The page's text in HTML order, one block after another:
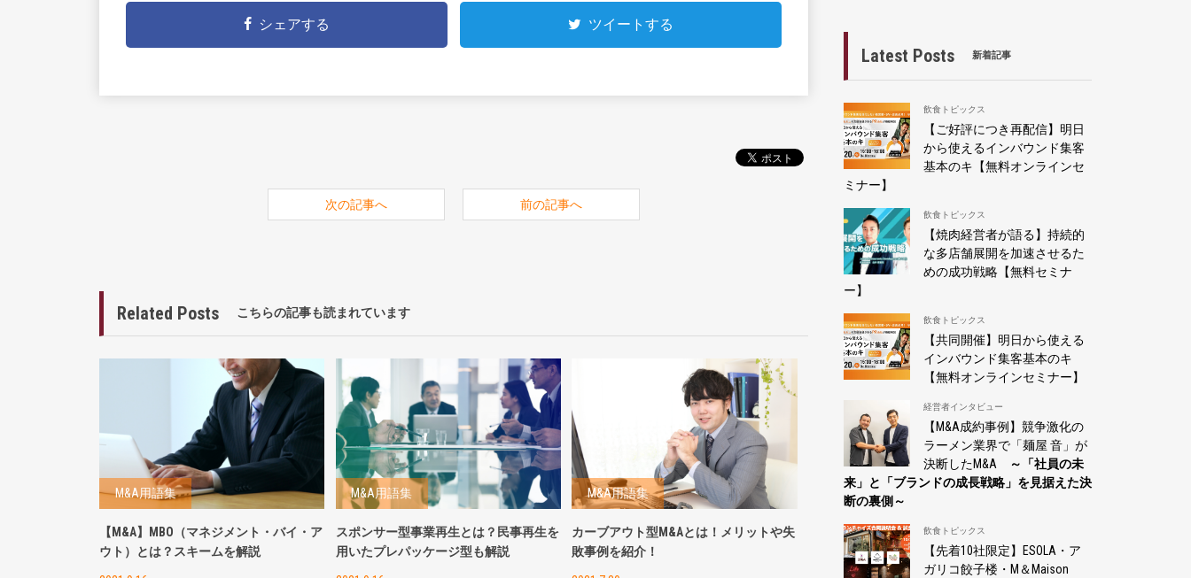
シェアする ツイートする
次の記事へ 前の記事へ
Related Posts こちらの記事も読まれています
M&A用語集
【M&A】MBO（マネジメント・バイ・ア
ウト）とは？スキームを解説
M&A用語集
スポンサー型事業再生とは？民事再生を
用いたプレパッケージ型も解説
M&A用語集
カーブアウト型M&Aとは！メリットや失
敗事例を紹介！
Latest Posts 新着記事
飲食トピックス
【ご好評につき再配信】明日
から使えるインバウンド集客
基本のキ【無料オンラインセ
ミナー】
飲食トピックス
【焼肉経営者が語る】持続的
な多店舗展開を加速させるた
めの成功戦略【無料セミナ
ー】
飲食トピックス
【共同開催】明日から使える
インバウンド集客基本のキ
【無料オンラインセミナー】
経営者インタビュー
【M&A成約事例】競争激化の
ラーメン業界で「麺屋 音」が
決断したM&A
～「社員の未
来」と「ブランドの成長戦略」を見据えた決
断の裏側～
飲食トピックス
【先着10社限定】ESOLA・ア
ガリコ餃子楼・M＆Maison